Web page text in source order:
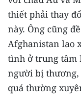
CHƯƠNG TRÌNH
MỘT SẢN PHẨM
RADIO
MEDIA CENTER
E-Magazine
thiết phải thay
này. Ông cũng
Afghanistan lao
tình ở trung tâm
người bị thương,
quá thường